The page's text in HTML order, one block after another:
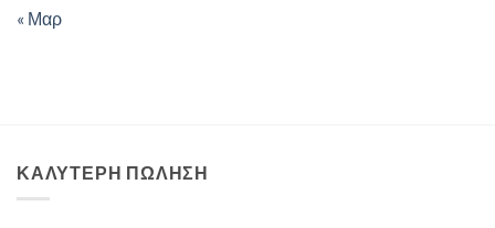
« Μαρ
ΚΑΛΥΤΕΡΗ ΠΩΛΗΣΗ